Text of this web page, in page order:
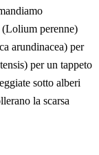
perenne)
arundinacea) per
per un tappeto
sotto alberi
la scarsa